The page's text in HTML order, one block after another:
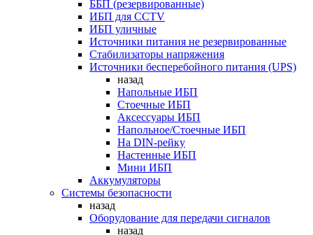
ББП (резервированные)
ИБП для CCTV
ИБП уличные
Источники питания не резервированные
Стабилизаторы напряжения
Источники бесперебойного питания (UPS)
назад
Напольные ИБП
Стоечные ИБП
Аксессуары ИБП
Напольное/Стоечные ИБП
На DIN-рейку
Настенные ИБП
Мини ИБП
Аккумуляторы
Системы безопасности
назад
Оборудование для передачи сигналов
назад